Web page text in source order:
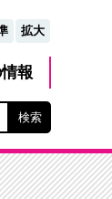
拡大
報